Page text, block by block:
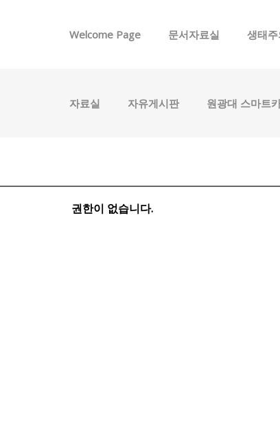
Welcome Page 문서자료실 생태주
자료실 자유게시판 원광대 스마트
권한이 없습니다.